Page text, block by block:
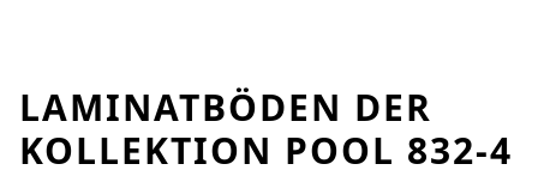
LAMINATBÖDEN DER
KOLLEKTION POOL 832-4